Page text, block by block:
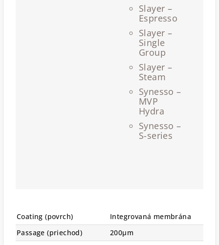
Slayer –
Espresso
Slayer –
Single
Group
Slayer –
Steam
Synesso –
MVP
Hydra
Synesso –
S-series
Coating (povrch)
Integrovaná membrána
Passage (priechod)
200μm